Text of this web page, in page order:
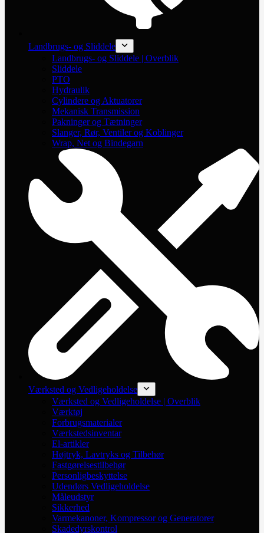
Landbrugs- og Sliddele
Landbrugs- og Sliddele | Overblik
Sliddele
PTO
Hydraulik
Cylindere og Aktuatorer
Mekanisk Transmission
Pakninger og Tætninger
Slanger, Rør, Ventiler og Koblinger
Wrap, Net og Bindegarn
Værksted og Vedligeholdelse
Værksted og Vedligeholdelse | Overblik
Værktøj
Forbrugsmaterialer
Værkstedsinventar
El-artikler
Højtryk, Lavtryks og Tilbehør
Fastgørelsestilbehør
Personligbeskyttelse
Udendørs Vedligeholdelse
Måleudstyr
Sikkerhed
Varmekanoner, Kompressor og Generatorer
Skadedyrskontrol